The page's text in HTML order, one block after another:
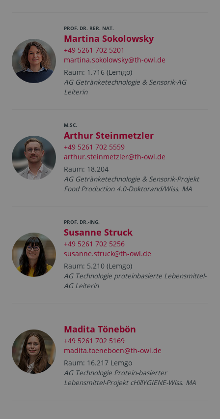
PROF. DR. RER. NAT.
Martina Sokolowsky
+49 5261 702 5201
martina.sokolowsky@th-owl.de
Raum: 1.716 (Lemgo)
AG Getränketechnologie & Sensorik-AG
Leiterin
M.SC.
Arthur Steinmetzler
+49 5261 702 5559
arthur.steinmetzler@th-owl.de
Raum: 18.204
AG Getränketechnologie & Sensorik-Projekt
Food Production 4.0-Doktorand/Wiss. MA
PROF. DR.-ING.
Susanne Struck
+49 5261 702 5256
susanne.struck@th-owl.de
Raum: 5.210 (Lemgo)
AG Technologie proteinbasierte Lebensmittel-
AG Leiterin
Madita Tönebön
+49 5261 702 5169
madita.toeneboen@th-owl.de
Raum: 16.217 Lemgo
AG Technologie Protein-basierter
Lebensmittel-Projekt cHillYGIENE-Wiss. MA